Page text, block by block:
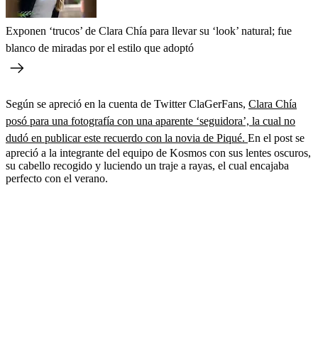
Exponen ‘trucos’ de Clara Chía para llevar su ‘look’ natural; fue
blanco de miradas por el estilo que adoptó
Según se apreció en la cuenta de Twitter ClaGerFans, Clara Chía
posó para una fotografía con una aparente ‘seguidora’, la cual no
dudó en publicar este recuerdo con la novia de Piqué. En el post se
apreció a la integrante del equipo de Kosmos con sus lentes oscuros,
su cabello recogido y luciendo un traje a rayas, el cual encajaba
perfecto con el verano.